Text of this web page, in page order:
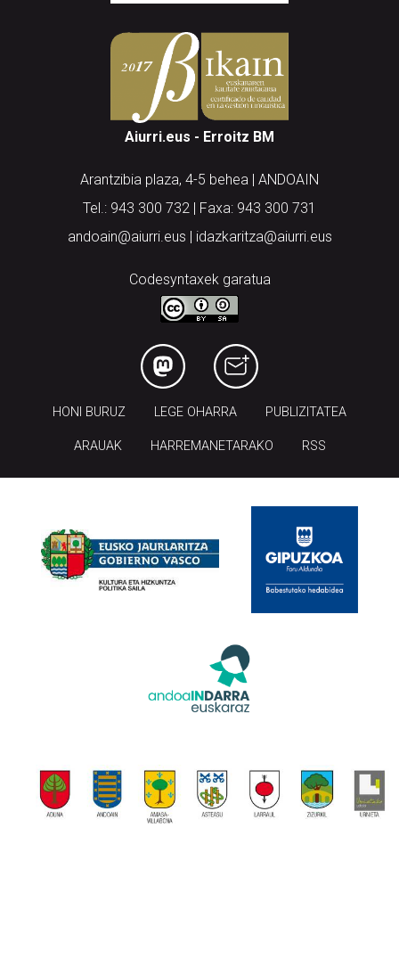
Aiurri.eus - Erroitz BM
Arantzibia plaza, 4-5 behea | ANDOAIN
Tel.: 943 300 732 | Faxa: 943 300 731
andoain@aiurri.eus | idazkaritza@aiurri.eus
Codesyntaxek garatua
HONI BURUZ LEGE OHARRA PUBLIZITATEA
ARAUAK HARREMANETARAKO RSS